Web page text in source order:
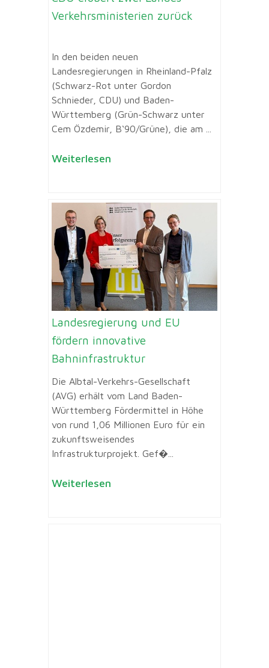
Verkehrsministerien zurück
In den beiden neuen
Landesregierungen in Rheinland-Pfalz
(Schwarz-Rot unter Gordon
Schnieder, CDU) und Baden-
Württemberg (Grün-Schwarz unter
Cem Özdemir, B‘90/Grüne), die am ...
Weiterlesen
Landesregierung und EU
fördern innovative
Bahninfrastruktur
Die Albtal-Verkehrs-Gesellschaft
(AVG) erhält vom Land Baden-
Württemberg Fördermittel in Höhe
von rund 1,06 Millionen Euro für ein
zukunftsweisendes
Infrastrukturprojekt. Gef�...
Weiterlesen